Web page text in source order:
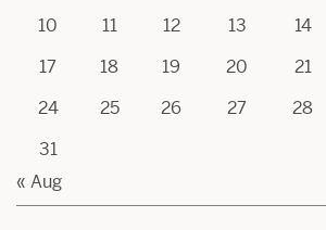
10
11 12 13 14
17
18 19 20 21
24
25 26 27 28
31
« Aug